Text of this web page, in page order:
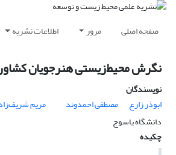
صفحه اصلی مرور اطلاعات نشریه
نگرش ‌محیط‌زیستی هنرجویان
نویسندگان
ابوذر زارع
مصطفی احمدوند مریم
دانشگاه یاسوج
چکیده